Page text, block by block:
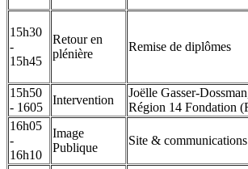
15h30
-
15h45
Retour en
plénière
Remise de diplômes
15h50
- 1605
Intervention
Joëlle Gasser-
Région 14 Fondation
16h05
-
16h10
Image
Publique
Site & communications